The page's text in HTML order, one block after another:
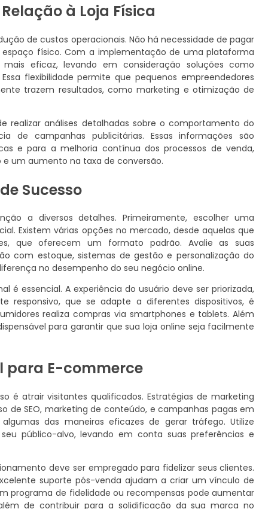
à Loja Física
de custos operacionais. Não há necessidade de pagar
físico. Com a implementação de uma plataforma
eficaz, levando em consideração soluções como
flexibilidade permite que pequenos empreendedores
trazem resultados, como marketing e otimização de
realizar análises detalhadas sobre o comportamento do
campanhas publicitárias. Essas informações são
e para a melhoria contínua dos processos de venda,
um aumento na taxa de conversão.
Sucesso
a diversos detalhes. Primeiramente, escolher uma
Existem várias opções no mercado, desde aquelas que
que oferecem um formato padrão. Avalie as suas
com estoque, sistemas de gestão e personalização do
no desempenho do seu negócio online.
é essencial. A experiência do usuário deve ser priorizada,
responsivo, que se adapte a diferentes dispositivos, é
realiza compras via smartphones e tablets. Além
para garantir que sua loja online seja facilmente
para E-commerce
é atrair visitantes qualificados. Estratégias de marketing
de SEO, marketing de conteúdo, e campanhas pagas em
das maneiras eficazes de gerar tráfego. Utilize
público-alvo, levando em conta suas preferências e
deve ser empregado para fidelizar seus clientes.
suporte pós-venda ajudam a criar um vínculo de
programa de fidelidade ou recompensas pode aumentar
de contribuir para a solidificação da sua marca no